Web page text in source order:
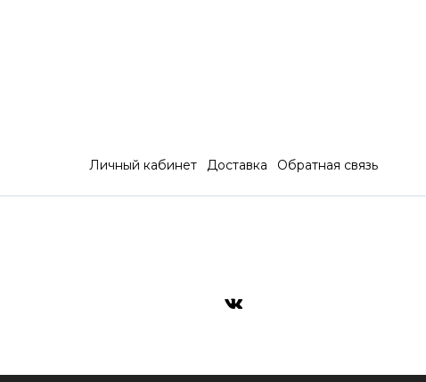
Личный кабинет Доставка Обратная связь